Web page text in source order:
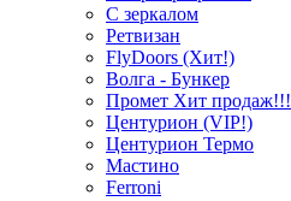
С зеркалом
Ретвизан
FlyDoors (Хит!)
Волга - Бункер
Промет Хит продаж!!!
Центурион (VIP!)
Центурион Термо
Мастино
Ferroni